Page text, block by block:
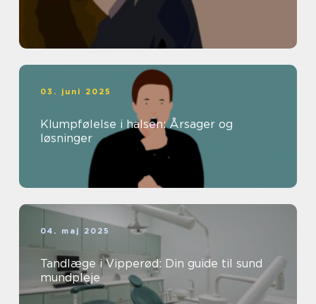
03. juni 2025
Klumpfølelse i halsen: Årsager og
løsninger
04. maj 2025
Tandlæge i Vipperød: Din guide til sund
mundpleje